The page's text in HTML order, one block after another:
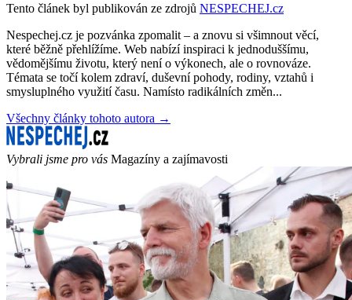
Tento článek byl publikován ze zdrojů NESPECHEJ.cz
Nespechej.cz je pozvánka zpomalit – a znovu si všimnout věcí,
které běžně přehlížíme. Web nabízí inspiraci k jednoduššímu,
vědomějšímu životu, který není o výkonech, ale o rovnováze.
Témata se točí kolem zdraví, duševní pohody, rodiny, vztahů i
smysluplného využití času. Namísto radikálních změn...
Všechny články tohoto autora →
Vybrali jsme pro vás Magazíny a zajímavosti